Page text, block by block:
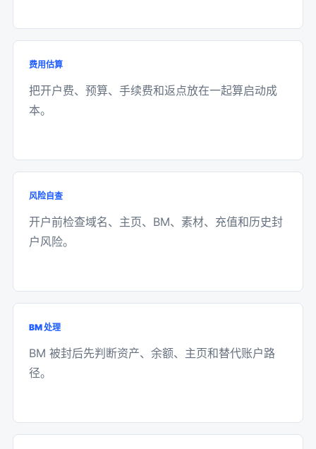
费用估算
把开户费、预算、手续费和返点放在一起算启动成
本。
风险自查
开户前检查域名、主页、BM、素材、充值和历史封
户风险。
BM 处理
BM 被封后先判断资产、余额、主页和替代账户路
径。